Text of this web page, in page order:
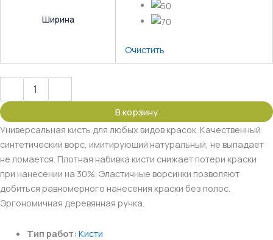
Ширина
Очистить
В корзину
Универсальная кисть для любых видов красок. Качественный
синтетический ворс, имитирующий натуральный, не выпадает
не ломается. Плотная набивка кисти снижает потери краски
при нанесении на 30%. Эластичные ворсинки позволяют
добиться равномерного нанесения краски без полос.
Эргономичная деревянная ручка.
Тип работ: Кисти